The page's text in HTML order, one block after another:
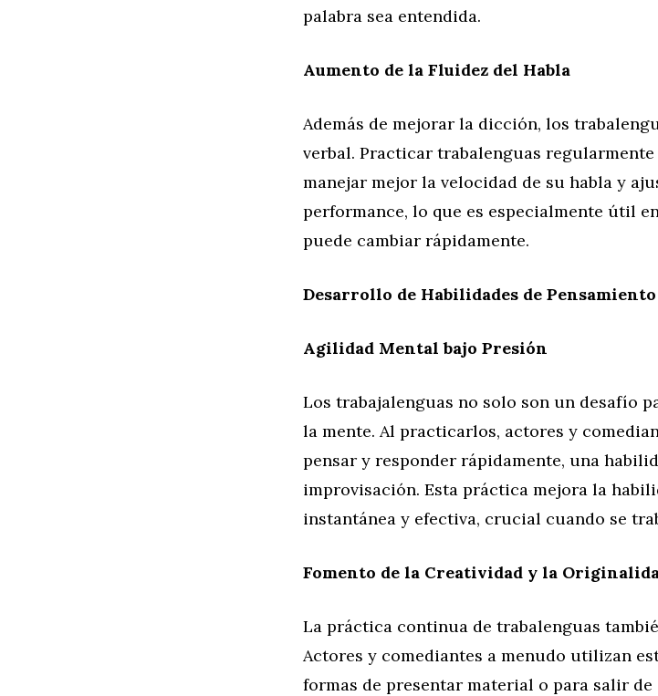
palabra sea entendida.
Aumento de la Fluidez del Habla
Además de mejorar la dicción, los
verbal. Practicar trabalenguas
manejar mejor la velocidad de su habla y
performance, lo que es especialmente útil
puede cambiar rápidamente.
Desarrollo de Habilidades de Pensamiento
Agilidad Mental bajo Presión
Los trabajalenguas no solo son un desafío
la mente. Al practicarlos, actores y
pensar y responder rápidamente, una
improvisación. Esta práctica mejora la
instantánea y efectiva, crucial cuando se
Fomento de la Creatividad y la
La práctica continua de trabalenguas
Actores y comediantes a menudo utilizan
formas de presentar material o para salir